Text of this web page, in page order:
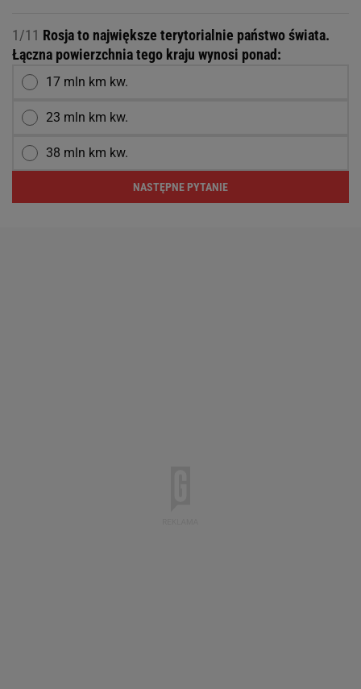
1/11 Rosja to największe terytorialnie państwo świata.
Łączna powierzchnia tego kraju wynosi ponad:
17 mln km kw.
23 mln km kw.
38 mln km kw.
NASTĘPNE PYTANIE